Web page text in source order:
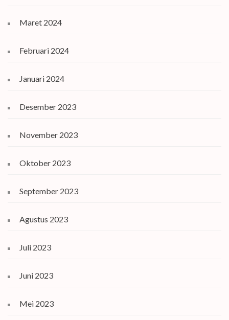
Maret 2024
Februari 2024
Januari 2024
Desember 2023
November 2023
Oktober 2023
September 2023
Agustus 2023
Juli 2023
Juni 2023
Mei 2023